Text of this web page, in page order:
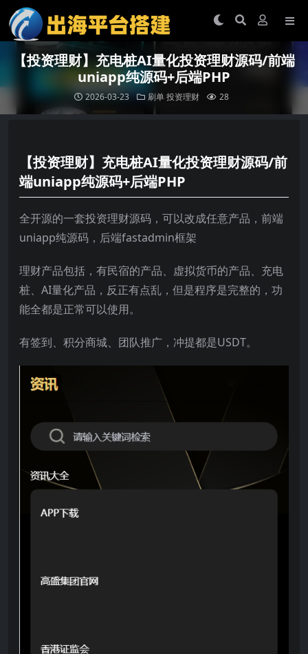
【投资理财】充电桩AI量化投资理财源码/前端
uniapp纯源码+后端PHP
2026-03-23 刷单 投资理财 28
【投资理财】充电桩AI量化投资理财源码/前
端uniapp纯源码+后端PHP
全开源的一套投资理财源码，可以改成任意产品，前端
uniapp纯源码，后端fastadmin框架
理财产品包括，有民宿的产品、虚拟货币的产品、充电
桩、AI量化产品，反正有点乱，但是程序是完整的，功
能全都是正常可以使用。
有签到、积分商城、团队推广，冲提都是USDT。